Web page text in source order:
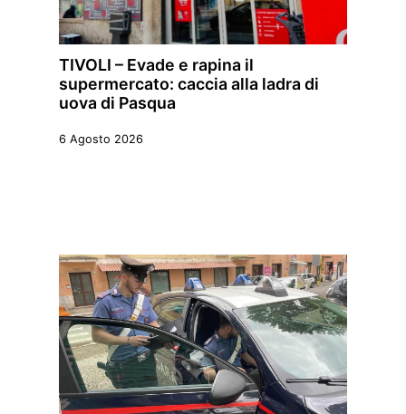
TIVOLI – Evade e rapina il
supermercato: caccia alla ladra di
uova di Pasqua
6 Agosto 2026